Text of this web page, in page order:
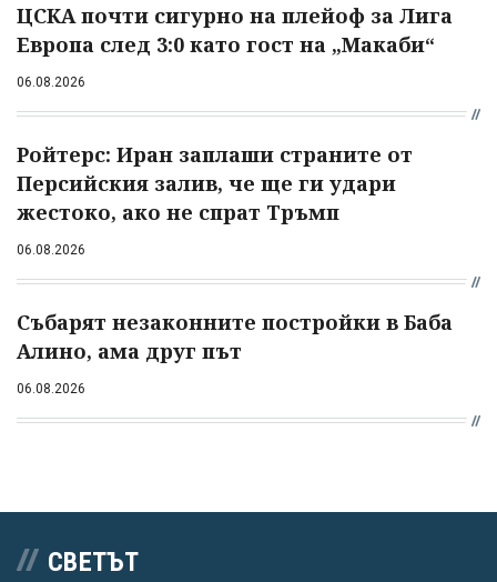
ЦСКА почти сигурно на плейоф за Лига
Европа след 3:0 като гост на „Макаби“
06.08.2026
Ройтерс: Иран заплаши страните от
Персийския залив, че ще ги удари
жестоко, ако не спрат Тръмп
06.08.2026
Събарят незаконните постройки в Баба
Алино, ама друг път
06.08.2026
СВЕТЪТ